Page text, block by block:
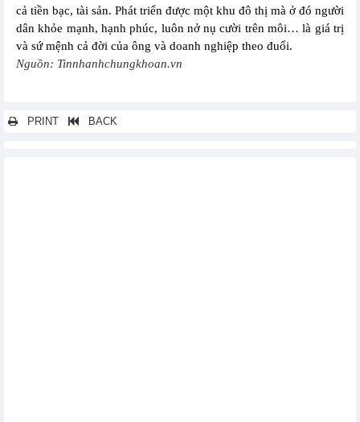
cả tiền bạc, tài sản. Phát triển được một khu đô thị mà ở đó người
dân khỏe mạnh, hạnh phúc, luôn nở nụ cười trên môi… là giá trị
và sứ mệnh cả đời của ông và doanh nghiệp theo đuổi.
Nguồn: Tinnhanhchungkhoan.vn
PRINT BACK